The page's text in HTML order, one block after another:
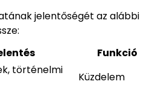
jelentőségét az alábbi
Funkció
történelmi
Küzdelem